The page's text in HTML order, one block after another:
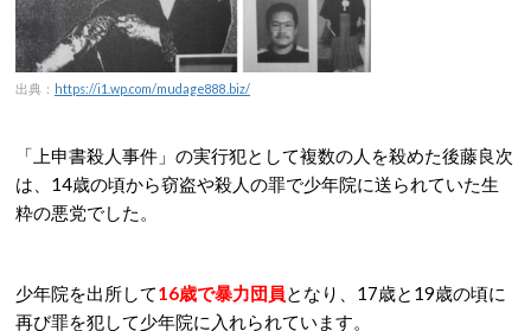
出典： https://i1.wp.com/mudage888.biz/
「上申書殺人事件」の実行犯として複数の人を殺めた後藤良次
は、14歳の頃から窃盗や殺人の罪で少年院に送られていた生
粋の悪党でした。
少年院を出所して16歳で暴力団員となり、17歳と19歳の頃に
再び罪を犯して少年院に入れられています。